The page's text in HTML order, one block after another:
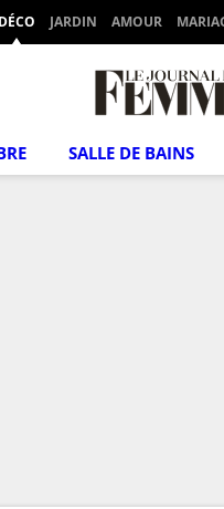
DÉCO JARDIN AMOUR
SALLE DE BAINS